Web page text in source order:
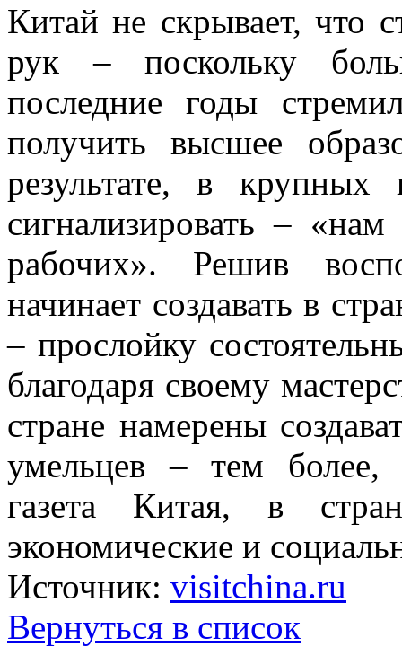
Китай не скрывает, что
рук – поскольку
последние годы
получить высшее
результате, в
сигнализировать –
рабочих». Решив
начинает создавать в
– прослойку
благодаря своему
стране намерены
умельцев – тем более,
газета Китая, в
экономические и
Источник: visitchina.ru
Вернуться в список